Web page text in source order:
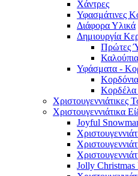
Χάντρες
Υφασμάτινες
Διάφορα Υλικά
Δημιουργία
Πρώτες
Υφάσματα -
Κορδόνια
Κορδέλα
Χριστουγεννιάτικες
Χριστουγεννιάτικα
Joyful
Jolly